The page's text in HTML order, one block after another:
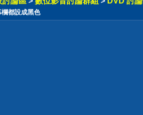
都設成黑色